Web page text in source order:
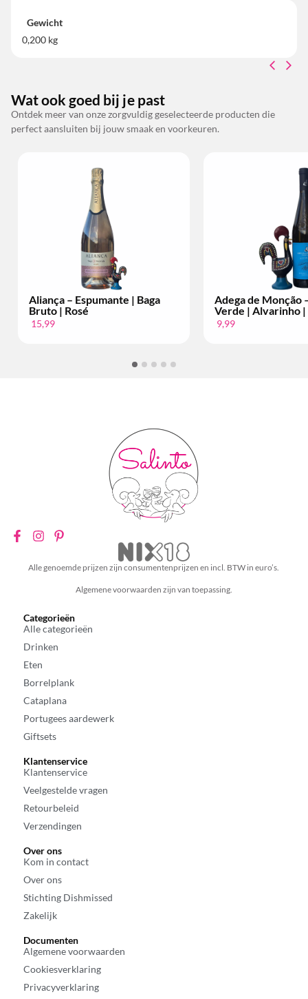
Gewicht
0,200 kg
Wat ook goed bij je past
Ontdek meer van onze zorgvuldig geselecteerde producten die
perfect aansluiten bij jouw smaak en voorkeuren.
Adega de Monção – Vinho
Verde | Alvarinho | Per Fles
9,99
Bacalhôa –
Setúbal | 10
34,99
Alle genoemde prijzen zijn consumentenprijzen en incl. BTW in euro’s.
Algemene voorwaarden zijn van toepassing.
Categorieën
Alle categorieën
Drinken
Eten
Borrelplank
Cataplana
Portugees aardewerk
Giftsets
Klantenservice
Klantenservice
Veelgestelde vragen
Retourbeleid
Verzendingen
Over ons
Kom in contact
Over ons
Stichting Dishmissed
Zakelijk
Documenten
Algemene voorwaarden
Cookiesverklaring
Privacyverklaring